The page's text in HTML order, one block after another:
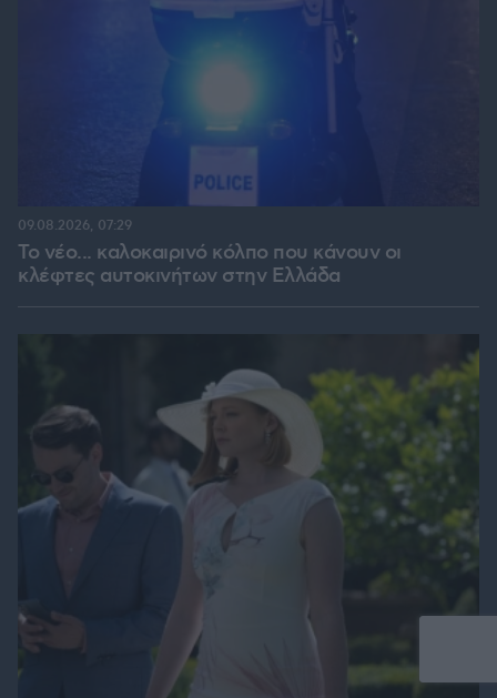
Το νέο... καλοκαιρινό κόλπο που κάνουν οι
κλέφτες αυτοκινήτων στην Ελλάδα
09.08.2026, 07:29